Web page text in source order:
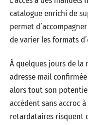
catalogue enrichi de
permet
de varier les formats
À quelques jours de
adresse mail
alors tout son
accèdent sans accroc
retardataires risquent